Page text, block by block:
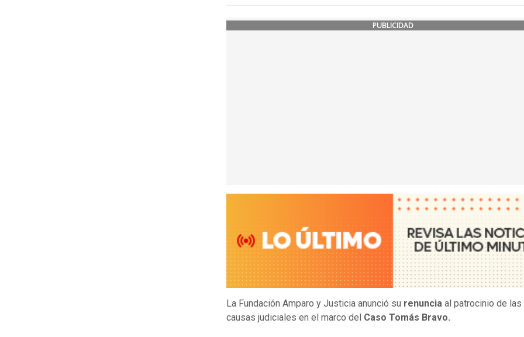
PUBLICIDAD
La Fundación Amparo y Justicia anunció su renuncia al patrocinio de
causas judiciales en el marco del Caso Tomás Bravo.